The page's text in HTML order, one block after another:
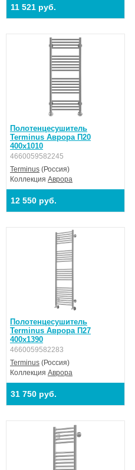
11 521 руб.
Полотенцесушитель
Terminus Аврора П20
400х1010
4660059582245
Terminus (Россия)
Коллекция Аврора
12 550 руб.
Полотенцесушитель
Terminus Аврора П27
400х1390
4660059582283
Terminus (Россия)
Коллекция Аврора
31 750 руб.